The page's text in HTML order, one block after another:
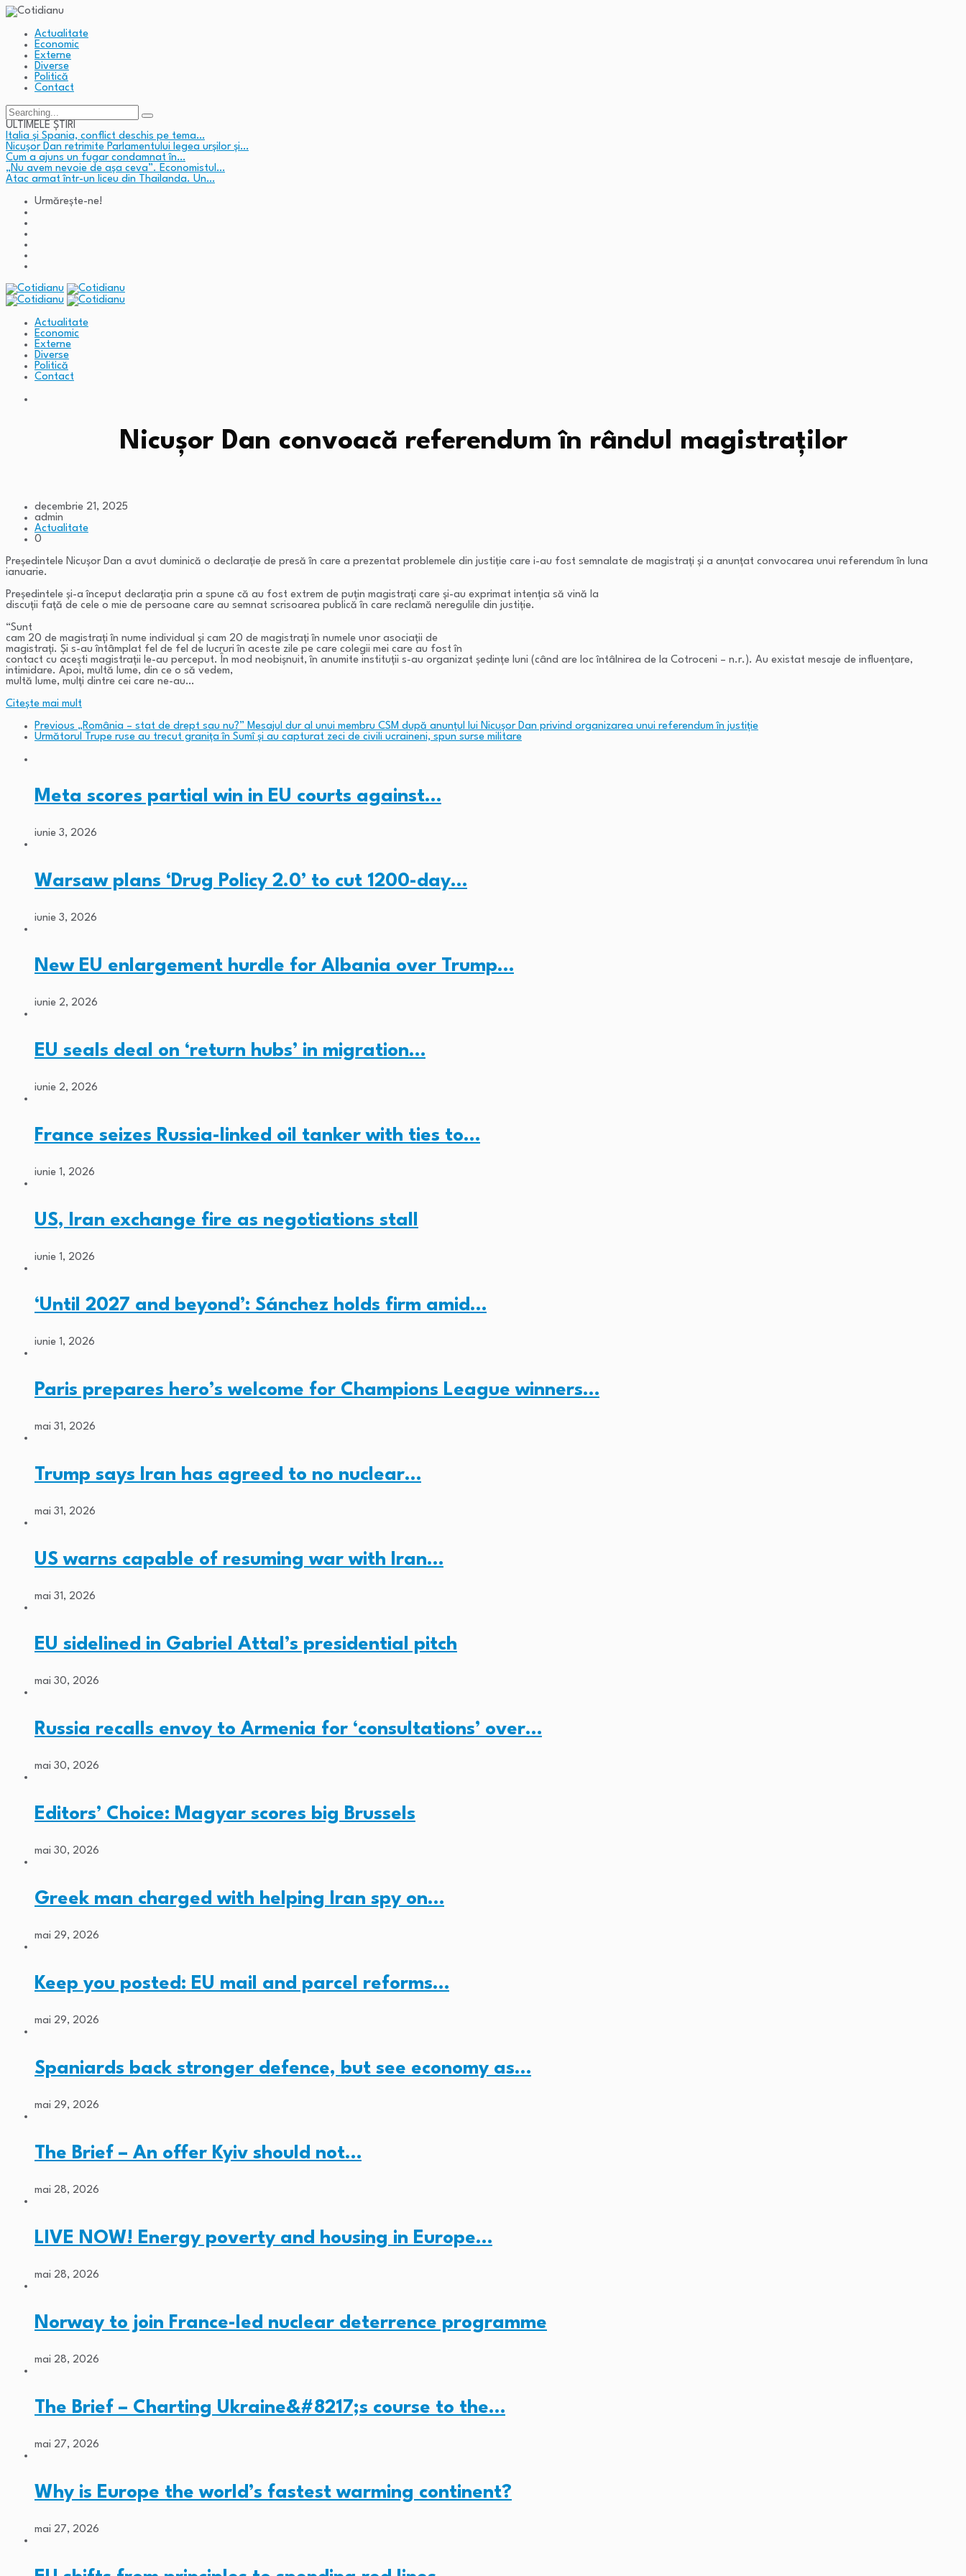
Actualitate
Economic
Externe
Diverse
Politică
Contact
Search
for:
ULTIMELE ȘTIRI
Italia și Spania, conflict deschis pe tema…
Nicușor Dan retrimite Parlamentului legea urșilor și…
Cum a ajuns un fugar condamnat în…
„Nu avem nevoie de așa ceva”. Economistul…
Atac armat într-un liceu din Thailanda. Un…
Urmărește-ne!
Actualitate
Economic
Externe
Diverse
Politică
Contact
Nicușor Dan convoacă referendum în rândul magistraților
decembrie 21, 2025
admin
Actualitate
0
Președintele Nicușor Dan a avut duminică o declarație de presă în care a prezentat problemele din justiție care i-au fost semnalate de magistrați și a anunțat convocarea unui referendum în luna
ianuarie.
Președintele și-a început declarația prin a spune că au fost extrem de puțin magistrați care și-au exprimat intenția să vină la
discuții față de cele o mie de persoane care au semnat scrisoarea publică în care reclamă neregulile din justiție.
“Sunt
cam 20 de magistrați în nume individual și cam 20 de magistrați în numele unor asociații de
magistrați. Și s-au întâmplat fel de fel de lucruri în aceste zile pe care colegii mei care au fost în
contact cu acești magistrații le-au perceput. În mod neobișnuit, în anumite instituții s-au organizat ședințe luni (când are loc întâlnirea de la Cotroceni – n.r.). Au existat mesaje de influențare,
intimidare. Apoi, multă lume, din ce o să vedem,
multă lume, mulți dintre cei care ne-au…
Citeşte mai mult
Previous „România – stat de drept sau nu?” Mesajul dur al unui membru CSM după anunţul lui Nicuşor Dan privind organizarea unui referendum în justiţie
Următorul Trupe ruse au trecut graniţa în Sumî şi au capturat zeci de civili ucraineni, spun surse militare
Meta scores partial win in EU courts against…
iunie 3, 2026
Warsaw plans ‘Drug Policy 2.0’ to cut 1200-day…
iunie 3, 2026
New EU enlargement hurdle for Albania over Trump…
iunie 2, 2026
EU seals deal on ‘return hubs’ in migration…
iunie 2, 2026
France seizes Russia-linked oil tanker with ties to…
iunie 1, 2026
US, Iran exchange fire as negotiations stall
iunie 1, 2026
‘Until 2027 and beyond’: Sánchez holds firm amid…
iunie 1, 2026
Paris prepares hero’s welcome for Champions League winners…
mai 31, 2026
Trump says Iran has agreed to no nuclear…
mai 31, 2026
US warns capable of resuming war with Iran…
mai 31, 2026
EU sidelined in Gabriel Attal’s presidential pitch
mai 30, 2026
Russia recalls envoy to Armenia for ‘consultations’ over…
mai 30, 2026
Editors’ Choice: Magyar scores big Brussels
mai 30, 2026
Greek man charged with helping Iran spy on…
mai 29, 2026
Keep you posted: EU mail and parcel reforms…
mai 29, 2026
Spaniards back stronger defence, but see economy as…
mai 29, 2026
The Brief – An offer Kyiv should not…
mai 28, 2026
LIVE NOW! Energy poverty and housing in Europe…
mai 28, 2026
Norway to join France-led nuclear deterrence programme
mai 28, 2026
The Brief – Charting Ukraine&#8217;s course to the…
mai 27, 2026
Why is Europe the world’s fastest warming continent?
mai 27, 2026